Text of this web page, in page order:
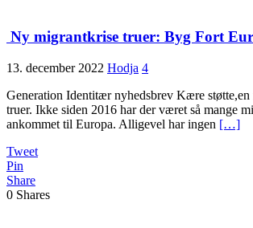
Ny migrantkrise truer: Byg Fort
13. december 2022 Hodja 4
Generation Identitær nyhedsbrev Kære
truer. Ikke siden 2016 har der været så mange
ankommet til Europa. Alligevel har ingen […]
Tweet
Pin
Share
0 Shares